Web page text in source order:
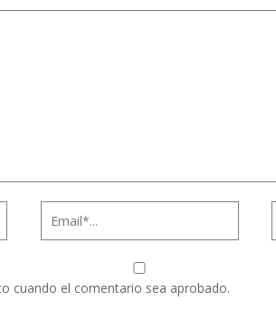
cuando el comentario sea aprobado.